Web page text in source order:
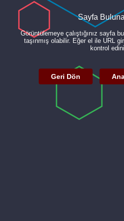
Sayfa
Görüntülemeye çalıştığınız sayfa
taşınmış olabilir. Eğer el ile URL
kontrol
Geri Dön